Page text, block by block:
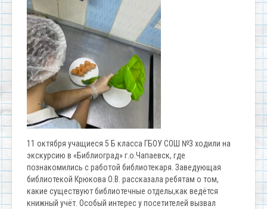
11 октября учащиеся 5 Б класса ГБОУ СОШ №3 ходили на
экскурсию в «Библиоград» г.о.Чапаевск, где
познакомились с работой библиотекаря. Заведующая
библиотекой Крюкова О.В. рассказала ребятам о том,
какие существуют библиотечные отделы,как ведётся
книжный учёт. Особый интерес у посетителей вызвал